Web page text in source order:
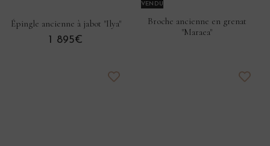
Épingle ancienne à jabot "Ilya"
1 895€
VENDU
Broche ancienne en grenat
"Maraea"